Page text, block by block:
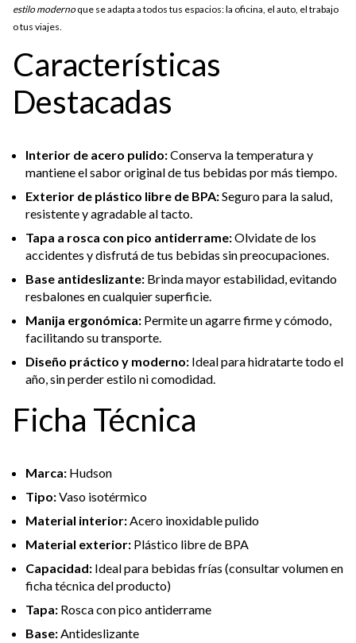
estilo moderno que se adapta a todos tus espacios: la oficina, el auto, el trabajo
o tus viajes.
Características
Destacadas
Interior de acero pulido:Conserva la temperatura y
mantiene el sabor original de tus bebidas por más tiempo.
Exterior de plástico libre de BPA:Seguro para la salud,
resistente y agradable al tacto.
Tapa a rosca con pico antiderrame:Olvidate de los
accidentes y disfrutá de tus bebidas sin preocupaciones.
Base antideslizante: Brinda mayor estabilidad, evitando
resbalones en cualquier superficie.
Manija ergonómica: Permite un agarre firme y cómodo,
facilitando su transporte.
Diseño práctico y moderno: Ideal para hidratarte todo el
año, sin perder estilo ni comodidad.
Ficha Técnica
Marca: Hudson
Tipo:Vaso isotérmico
Material interior:Acero inoxidable pulido
Material exterior: Plástico libre de BPA
Capacidad: Ideal para bebidas frías (consultar volumen en
ficha técnica del producto)
Tapa: Rosca con pico antiderrame
Base:Antideslizante